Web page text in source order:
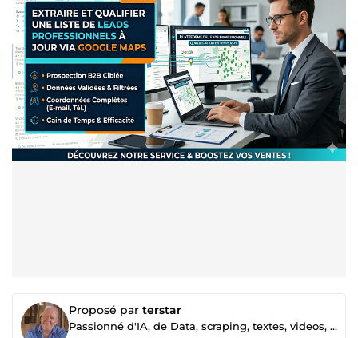
Proposé par terstar
Passionné d'IA, de Data, scraping, textes, videos, etc..